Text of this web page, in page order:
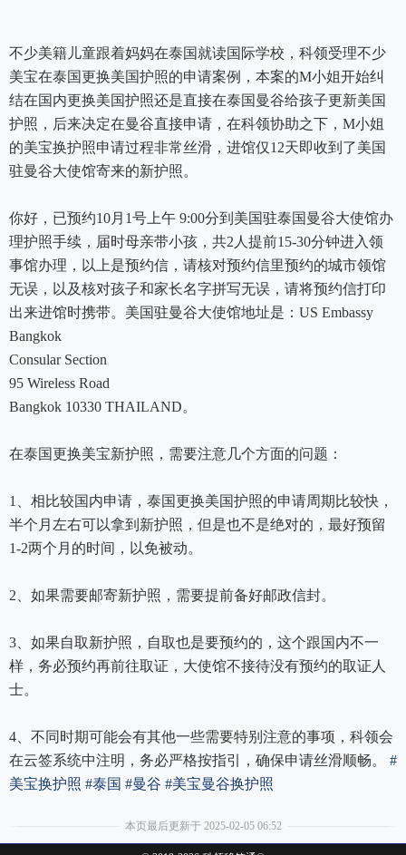
不少美籍儿童跟着妈妈在泰国就读国际学校，科领受理不少
美宝在泰国更换美国护照的申请案例，本案的M小姐开始纠
结在国内更换美国护照还是直接在泰国曼谷给孩子更新美国
护照，后来决定在曼谷直接申请，在科领协助之下，M小姐
的美宝换护照申请过程非常丝滑，进馆仅12天即收到了美国
驻曼谷大使馆寄来的新护照。
你好，已预约10月1号上午 9:00分到美国驻泰国曼谷大使馆办
理护照手续，届时母亲带小孩，共2人提前15-30分钟进入领
事馆办理，以上是预约信，请核对预约信里预约的城市领馆
无误，以及核对孩子和家长名字拼写无误，请将预约信打印
出来进馆时携带。美国驻曼谷大使馆地址是：US Embassy
Bangkok
Consular Section
95 Wireless Road
Bangkok 10330 THAILAND。
在泰国更换美宝新护照，需要注意几个方面的问题：
1、相比较国内申请，泰国更换美国护照的申请周期比较快，
半个月左右可以拿到新护照，但是也不是绝对的，最好预留
1-2两个月的时间，以免被动。
2、如果需要邮寄新护照，需要提前备好邮政信封。
3、如果自取新护照，自取也是要预约的，这个跟国内不一
样，务必预约再前往取证，大使馆不接待没有预约的取证人
士。
4、不同时期可能会有其他一些需要特别注意的事项，科领会
在云签系统中注明，务必严格按指引，确保申请丝滑顺畅。 #
美宝换护照 #泰国 #曼谷 #美宝曼谷换护照
本页最后更新于 2025-02-05 06:52